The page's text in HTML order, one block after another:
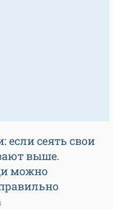
сеять свои
выше.
можно